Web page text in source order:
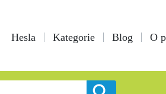
Hesla Kategorie Blog O